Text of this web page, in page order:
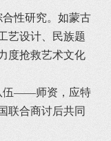
性研究。如蒙古
艺设计、民族题
度抢救艺术文化
伍――师资，应特
联合商讨后共同